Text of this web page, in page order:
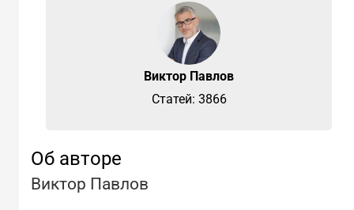
Виктор Павлов
Cтатей: 3866
Об авторе
Виктор Павлов